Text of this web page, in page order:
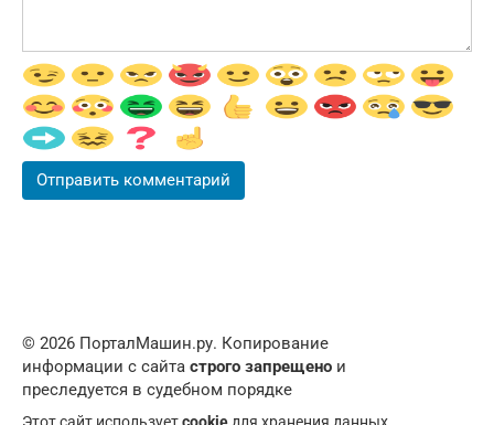
© 2026 ПорталМашин.ру. Копирование
информации с сайта строго запрещено и
преследуется в судебном порядке